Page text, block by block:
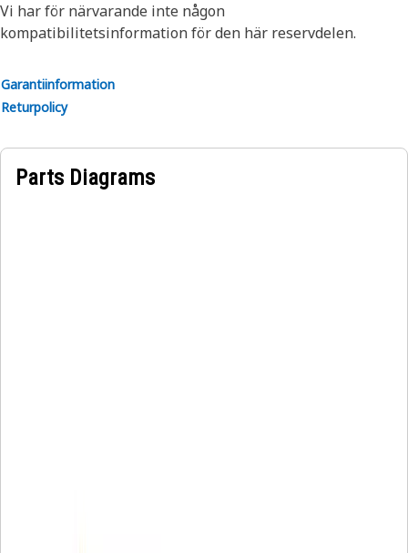
Vi har för närvarande inte någon
kompatibilitetsinformation för den här reservdelen.
Garantiinformation
Returpolicy
Parts Diagrams